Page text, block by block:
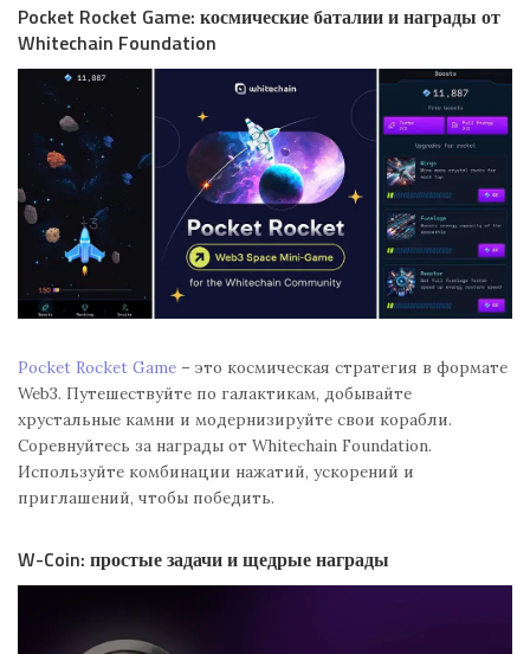
Pocket Rocket Game: космические баталии и награды от
Whitechain Foundation
Pocket Rocket Game – это космическая стратегия в формате
Web3. Путешествуйте по галактикам, добывайте
хрустальные камни и модернизируйте свои корабли.
Соревнуйтесь за награды от Whitechain Foundation.
Используйте комбинации нажатий, ускорений и
приглашений, чтобы победить.
W-Coin: простые задачи и щедрые награды